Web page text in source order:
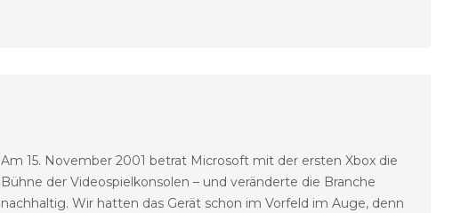
Am 15. November 2001 betrat Microsoft mit der ersten Xbox die
Bühne der Videospielkonsolen – und veränderte die Branche
nachhaltig. Wir hatten das Gerät schon im Vorfeld im Auge, denn